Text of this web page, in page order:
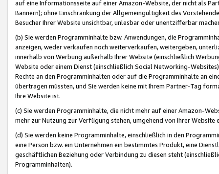
auf eine Informationsseite auf einer Amazon-Website, der nicht als
Bannern); ohne Einschränkung der Allgemeingültigkeit des
Besucher Ihrer Website unsichtbar, unlesbar oder unentzifferbar
(b) Sie werden Programminhalte bzw. Anwendungen, die
anzeigen, weder verkaufen noch weiterverkaufen, weitergeben,
innerhalb von Werbung außerhalb Ihrer Website (einschließlich
Website oder einem Dienst (einschließlich Social Networking-
Rechte an den Programminhalten oder auf die Programminhalte an
übertragen müssten, und Sie werden keine mit Ihrem Partner-Tag
Ihre Website ist.
(c) Sie werden Programminhalte, die nicht mehr auf einer Amazon-
mehr zur Nutzung zur Verfügung stehen, umgehend von Ihrer
(d) Sie werden keine Programminhalte, einschließlich in den
eine Person bzw. ein Unternehmen ein bestimmtes Produkt, eine
geschäftlichen Beziehung oder Verbindung zu diesen steht
Programminhalten).